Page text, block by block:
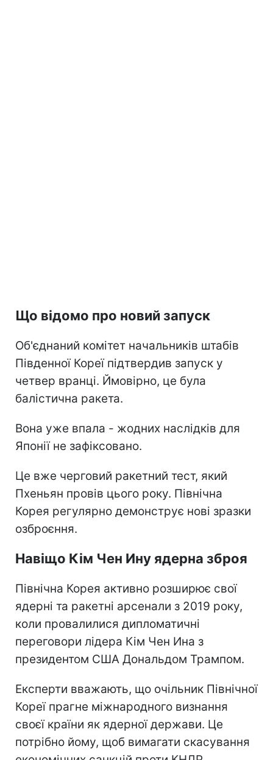
Що відомо про новий запуск
Об'єднаний комітет начальників штабів
Південної Кореї підтвердив запуск у
четвер вранці. Ймовірно, це була
балістична ракета.
Вона уже впала - жодних наслідків для
Японії не зафіксовано.
Це вже черговий ракетний тест, який
Пхеньян провів цього року. Північна
Корея регулярно демонструє нові зразки
озброєння.
Навіщо Кім Чен Ину ядерна зброя
Північна Корея активно розширює свої
ядерні та ракетні арсенали з 2019 року,
коли провалилися дипломатичні
переговори лідера Кім Чен Ина з
президентом США Дональдом Трампом.
Експерти вважають, що очільник Північної
Кореї прагне міжнародного визнання
своєї країни як ядерної держави. Це
потрібно йому, щоб вимагати скасування